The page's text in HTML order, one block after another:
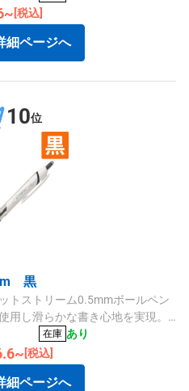
[税込]
細ページへ
10位
黒
トストリーム0.5mmボールペン
用し滑らかな書き心地を実現。
ック式で使い勝手も良好です。
在庫 あり
[税込]
細ページへ